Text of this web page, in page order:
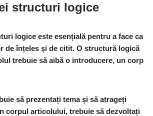
structuri logice
logice este esențială pentru a face ca
de înțeles și de citit. O structură logică
trebuie să aibă o introducere, un corp
să prezentați tema și să atrageți
corpul articolului, trebuie să dezvoltați